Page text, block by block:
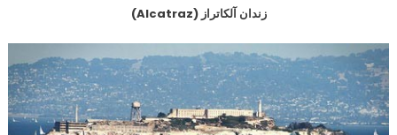
زندان آلکاتراز (Alcatraz)